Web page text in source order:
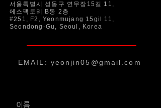
서울특별시 성동구 연무장15길 11,
에스팩토리 B동 2층
#251, F2, Yeonmujang 15gil 11,
Seondong-Gu, Seoul, Korea​
EMAIL: yeonjin05@gmail.com